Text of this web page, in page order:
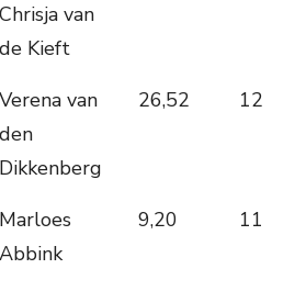
Chrisja van
de Kieft
Verena van
den
Dikkenberg
26,52 12
Marloes
Abbink
9,20 11